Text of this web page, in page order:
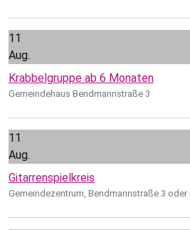
11
Aug.
Krabbelgruppe ab 6 Monaten
Gemeindehaus Bendmannstraße 3
11
Aug.
Gitarrenspielkreis
Gemeindezentrum, Bendmannstraße 3 oder